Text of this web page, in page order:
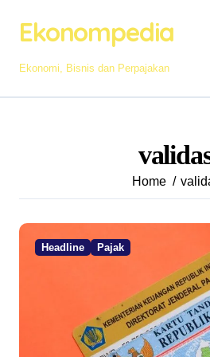
contentEkonompedia
Ekonomi, Bisnis dan Perpajakan
Home
Headline Pajak